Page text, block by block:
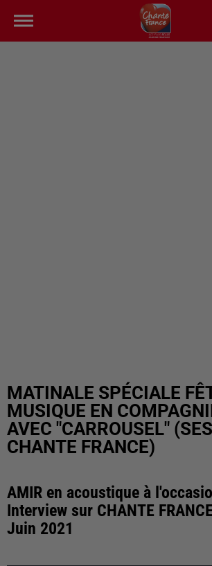
MATINALE SPÉCIALE
MUSIQUE EN
AVEC "CARROUSEL"
CHANTE FRANCE)
AMIR en acoustique à
Interview sur CHANTE
Juin 2021